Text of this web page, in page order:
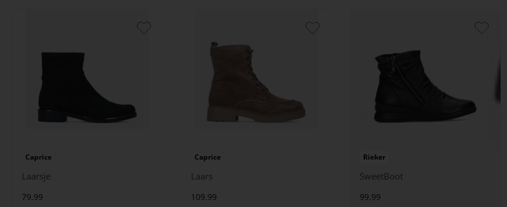
Caprice
Laarsje
79.99
Caprice
Laars
109.99
Rieker
SweetBoot
99.99